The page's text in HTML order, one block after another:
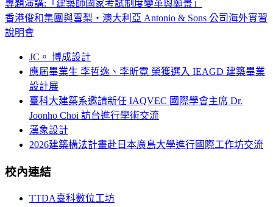
專題演講:「建築師國家考試制度變革與願景」
香港俊和集團與雪梨‧澳大利亞 Antonio & Sons 公司海外實習
說明會
JC。 博成設計
應屆畢業生 李哲逸、李昕霓 榮獲選入 IEAGD 建築畢業
設計展
臺科大建築系邀請新任 IAQVEC 國際學會主席 Dr.
Joonho Choi 訪台進行學術交流
漢象設計
2026建築構法計畫赴日本廣島大學進行國際工作坊交流
校內連結
TTDA臺科數位工坊